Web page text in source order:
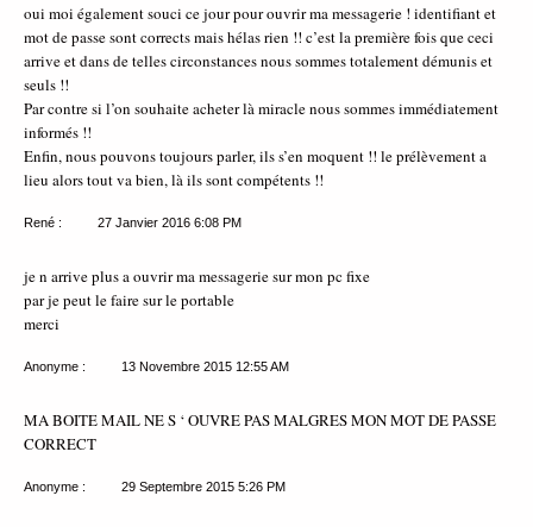
oui moi également souci ce jour pour ouvrir ma messagerie ! identifiant et
mot de passe sont corrects mais hélas rien !! c’est la première fois que ceci
arrive et dans de telles circonstances nous sommes totalement démunis et
seuls !!
Par contre si l’on souhaite acheter là miracle nous sommes immédiatement
informés !!
Enfin, nous pouvons toujours parler, ils s’en moquent !! le prélèvement a
lieu alors tout va bien, là ils sont compétents !!
René : 27 Janvier 2016 6:08 PM
je n arrive plus a ouvrir ma messagerie sur mon pc fixe
par je peut le faire sur le portable
merci
Anonyme : 13 Novembre 2015 12:55 AM
MA BOITE MAIL NE S ‘ OUVRE PAS MALGRES MON MOT DE PASSE
CORRECT
Anonyme : 29 Septembre 2015 5:26 PM